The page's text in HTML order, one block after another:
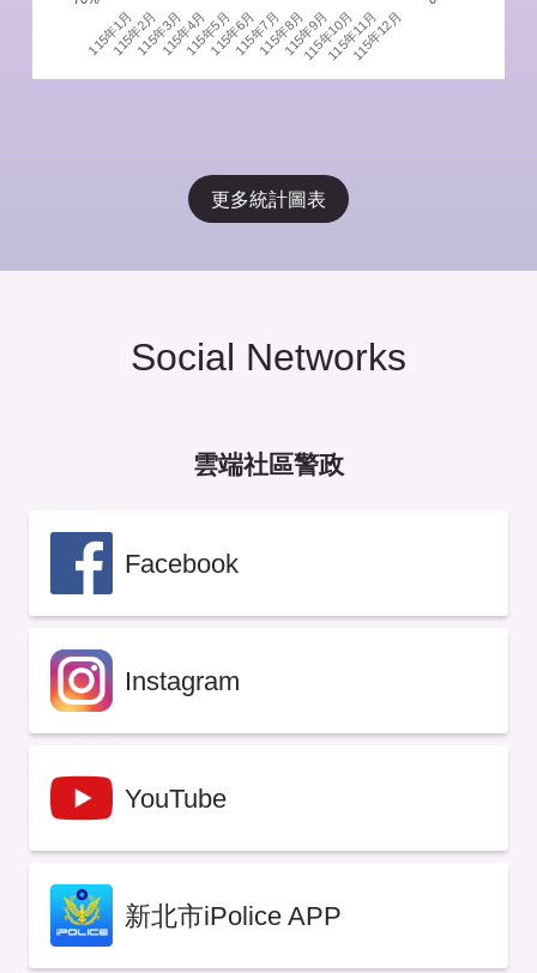
115年1月
115年2月115年3月115年4月115年5月115年6月115年7月115年8月115年9月
115年10月
115年11月
115年12月
更多統計圖表
Social Networks
雲端社區警政
Facebook
Instagram
YouTube
新北市iPolice APP